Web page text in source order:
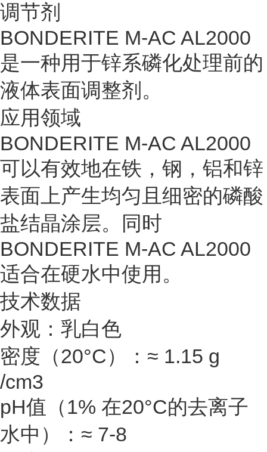
调节剂
BONDERITE M-AC AL2000
是一种用于锌系磷化处理前的
液体表面调整剂。
应用领域
BONDERITE M-AC AL2000
可以有效地在铁，钢，铝和锌
表面上产生均匀且细密的磷酸
盐结晶涂层。同时
BONDERITE M-AC AL2000
适合在硬水中使用。
技术数据
外观：乳白色
密度（20°C）：≈ 1.15 g
/cm3
pH值（1% 在20°C的去离子
水中）：≈ 7-8